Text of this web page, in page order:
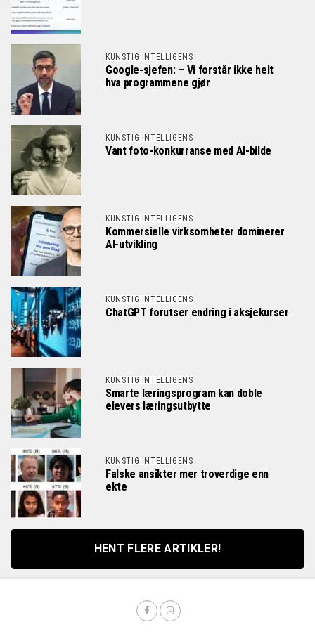
KUNSTIG INTELLIGENS
Google-sjefen: – Vi forstår ikke helt
hva programmene gjør
KUNSTIG INTELLIGENS
Vant foto-konkurranse med AI-bilde
KUNSTIG INTELLIGENS
Kommersielle virksomheter dominerer
AI-utvikling
KUNSTIG INTELLIGENS
ChatGPT forutser endring i aksjekurser
KUNSTIG INTELLIGENS
Smarte læringsprogram kan doble
elevers læringsutbytte
KUNSTIG INTELLIGENS
Falske ansikter mer troverdige enn
ekte
HENT FLERE ARTIKLER!